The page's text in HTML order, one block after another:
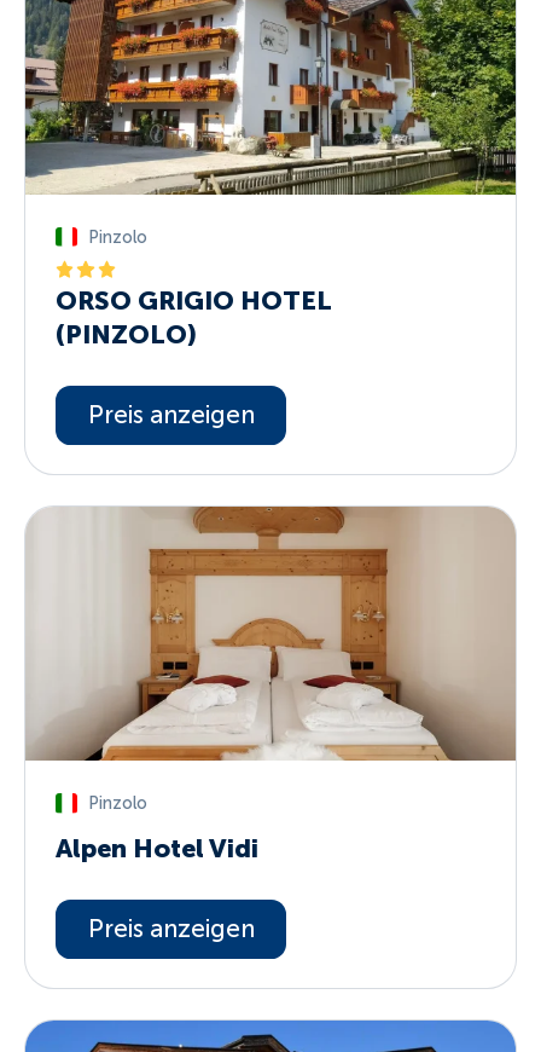
Pinzolo
ORSO GRIGIO HOTEL
(PINZOLO)
Preis anzeigen
Pinzolo
Alpen Hotel Vidi
Preis anzeigen